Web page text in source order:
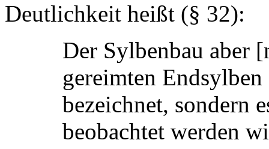
Deutlichkeit heißt (§ 32):
Der Sylbenbau aber
gereimten
bezeichnet, sondern
beobachtet werden